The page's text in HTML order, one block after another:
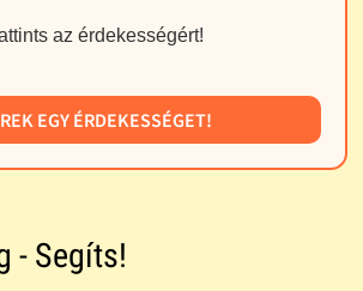
az érdekességért!
EGY ÉRDEKESSÉGET!
- Segíts!